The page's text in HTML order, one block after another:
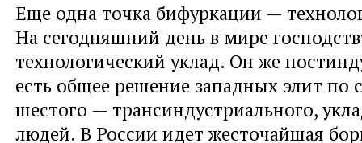
Еще одна точка бифуркации —
На сегодняшний день в мире
технологический уклад. Он же
есть общее решение западных элит по
шестого — трансиндустриального,
людей. В России идет жесточайшая